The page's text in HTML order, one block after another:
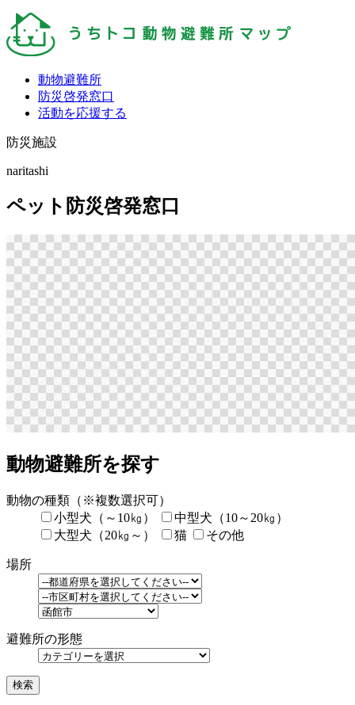
動物避難所
防災啓発窓口
活動を応援する
防災施設
naritashi
ペット防災啓発窓口
動物避難所を探す
動物の種類 （※複数選択可）
小型犬（～10㎏）
中型犬（10～20㎏）
大型犬（20㎏～）
猫 その他
場所
避難所の形態
検索